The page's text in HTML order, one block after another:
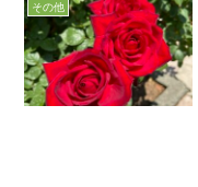
その他